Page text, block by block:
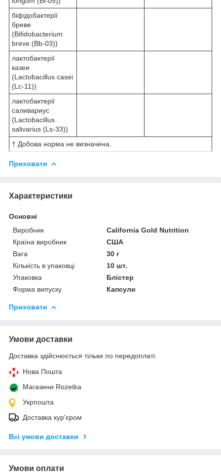
біфідобактерії
бреве
(Bifidobacterium
breve (Bb-03))
лактобактерії
казеи
(Lactobacillus casei
(Lc-11))
лактобактерії
саливариус
(Lactobacillus
salivarius (Ls-33))
† Добова норма не визначена.
Приховати
Характеристики
Основні
Виробник
California Gold Nutrition
Країна виробник
США
Вага
30 г
Кількість в упаковці
10 шт.
Упаковка
Блістер
Форма випуску
Капсули
Приховати
Умови доставки
Доставка здійснюється тільки по передоплаті.
Нова Пошта
Магазини Rozetka
Укрпошта
Доставка кур'єром
Всі умови доставки
Умови оплати